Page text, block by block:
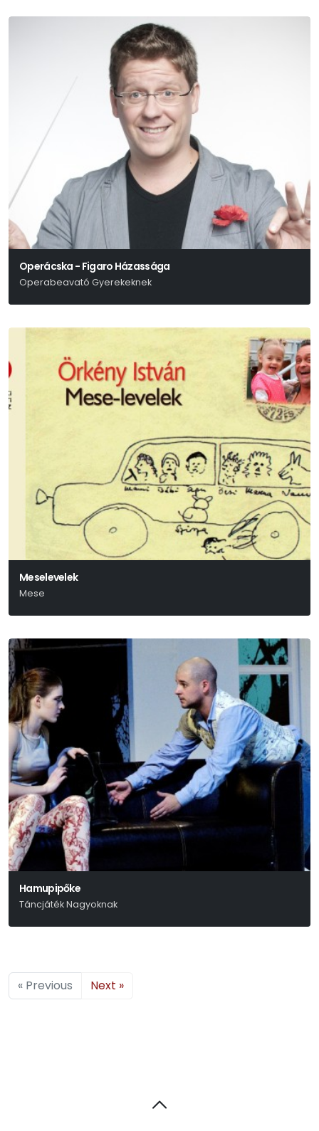
Operácska - Figaro Házassága
Operabeavató Gyerekeknek
Meselevelek
Mese
Hamupipőke
Táncjáték Nagyoknak
« Previous Next »